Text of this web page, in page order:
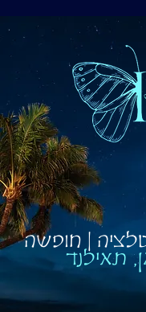
| חופשה
תאילנד